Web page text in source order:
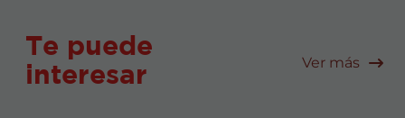
Te puede
interesar
Ver más